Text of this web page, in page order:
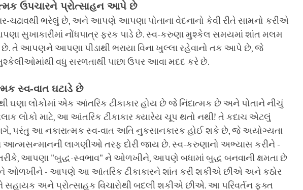
ઉપચારને પ્રોત્સાહન આપે છે
ચઢાવથી ભરેલું છે, અને આપણે આપણા પોતાના વેદનાનો કેવી રીતે સામનો કરીએ
સુખાકારીમાં નોંધપાત્ર ફરક પાડે છે. સ્વ-કરુણા મુશ્કેલ સમયમાં શાંત મલમ
છે. તે આપણને આપણા પીડાથી ભરાયા વિના ખુલ્લા રહેવાનો તક આપે છે, જે
વધુ સરળતાથી પાછા ઉપર આવા મદદ કરે છે.
સ્વ-વાત ઘટાડે છે
ઘણા લોકોમાં એક આંતરિક ટીકાકાર હોય છે જે નિંદાત્મક છે અને પોતાને નીચું
લોકો માટે, આ આંતરિક ટીકાકાર ક્યારેય ચૂપ થતો નથી! તે કદાચ એટલું
પરંતુ આ નકારાત્મક સ્વ-વાત અતિ નુકસાનકારક હોઈ શકે છે, જે અયોગ્યતા
લાગણીઓ તરફ દોરી જાય છે. સ્વ-કરુણાનો અભ્યાસ કરીને -
આપણા "બુદ્ધ-સ્વભાવ" ને ઓળખીને, આપણે બધામાં બુદ્ધ બનવાની ક્ષમતા છે
ઓળખીને - આપણે આ આંતરિક ટીકાકારને શાંત કરી શકીએ છીએ અને કઠોર
અને પ્રોત્સાહક વિચારોથી બદલી શકીએ છીએ. આ પરિવર્તન ફક્ત